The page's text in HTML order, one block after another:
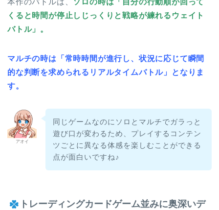
本作のバトルは、 ソロの時は「自分の行動順が回って
くると時間が停止しじっくりと戦略が練れるウェイト
バトル」。
マルチの時は「常時時間が進行し、状況に応じて瞬間
的な判断を求められるリアルタイムバトル」となりま
す。
アオイ
同じゲームなのにソロとマルチでガラっと
遊び口が変わるため、プレイするコンテン
ツごとに異なる体感を楽しむことができる
点が面白いですね♪
トレーディングカードゲーム並みに奥深いデ